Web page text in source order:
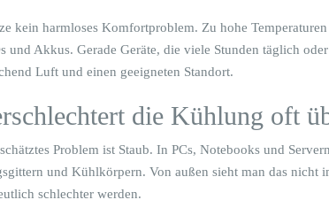
s
c
h
l
c
h
t
kein harmloses Komfortproblem. Zu hohe
und Akkus. Gerade Geräte, die viele Stunden täglich
Luft und einen geeigneten Standort.
die Kühlung oft
Problem ist Staub. In PCs, Notebooks und
und Kühlkörpern. Von außen sieht man das nicht
schlechter werden.